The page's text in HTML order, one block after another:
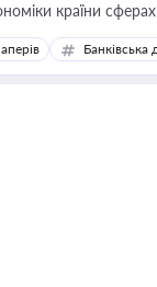
країни сферах
Банківська